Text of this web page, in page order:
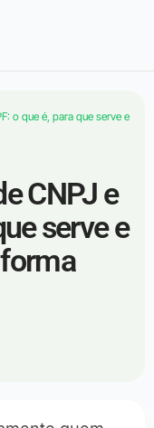
o que é, para que serve e
CNPJ e
serve e